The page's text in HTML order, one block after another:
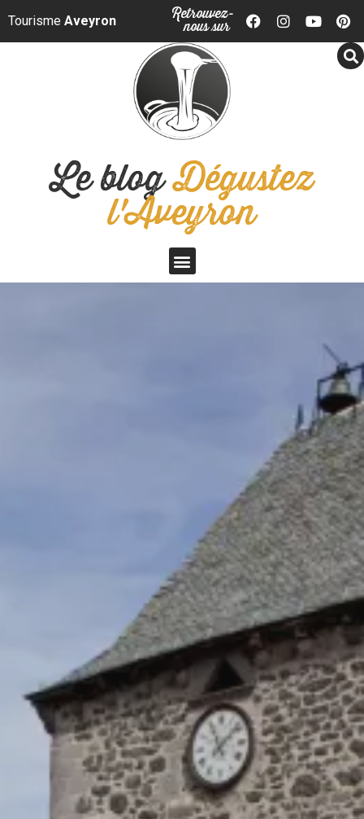
Panneau de gestion des cookies
Tourisme Aveyron Retrouvez-
nous sur
Le blogDégustez
l'Aveyron